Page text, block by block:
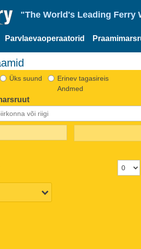
"The World's Leading Ferry
Parvlaevaoperaatorid
Üks suund
Erinev tagasireis
Andmed